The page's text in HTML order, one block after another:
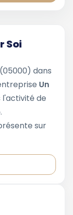
Soi
(05000) dans
Un
l'activité de
.
sur